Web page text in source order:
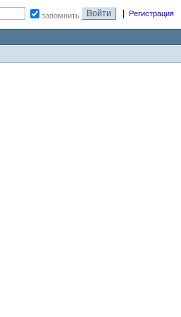
запомнить Регистрация